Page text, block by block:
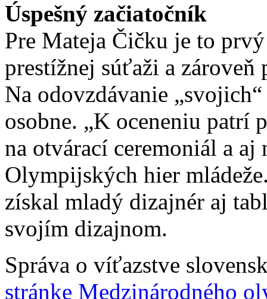
Úspešný začiatočník
Pre Mateja Čičku je to
prestížnej súťaži a
Na odovzdávanie
osobne. „K oceneniu patrí
na otvárací ceremoniál a
Olympijských hier
získal mladý dizajnér aj
svojím dizajnom.
Správa o víťazstve
stránke Medzinárodného